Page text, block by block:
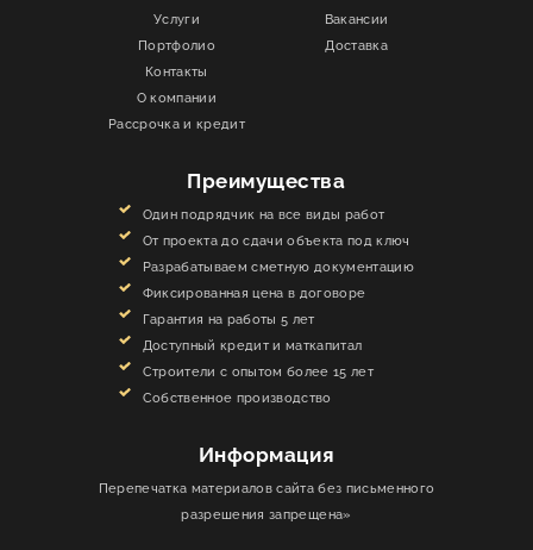
Услуги
Портфолио
Контакты
О компании
Рассрочка и кредит
Вакансии
Доставка
Преимущества
Один подрядчик на все виды работ
От проекта до сдачи объекта под ключ
Разрабатываем сметную документацию
Фиксированная цена в договоре
Гарантия на работы 5 лет
Доступный кредит и маткапитал
Строители с опытом более 15 лет
Собственное производство
Информация
Перепечатка материалов сайта без письменного
разрешения запрещена»